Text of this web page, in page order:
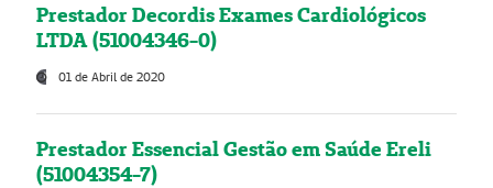
Prestador Decordis Exames Cardiológicos
LTDA (51004346-0)
01 de Abril de 2020
Prestador Essencial Gestão em Saúde Ereli
(51004354-7)